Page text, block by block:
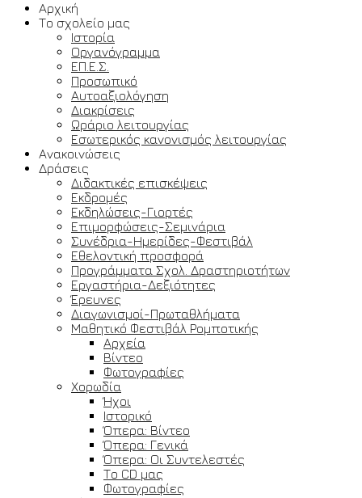
Αρχική
Το σχολείο μας
Ιστορία
Οργανόγραμμα
ΕΠ.Ε.Σ.
Προσωπικό
Αυτοαξιολόγηση
Διακρίσεις
Ωράριο λειτουργίας
Εσωτερικός κανονισμός λειτουργίας
Ανακοινώσεις
Δράσεις
Διδακτικές επισκέψεις
Εκδρομές
Εκδηλώσεις-Γιορτές
Επιμορφώσεις-Σεμινάρια
Συνέδρια-Ημερίδες-Φεστιβάλ
Εθελοντική προσφορά
Προγράμματα Σχολ. Δραστηριοτήτων
Εργαστήρια-Δεξιότητες
Έρευνες
Διαγωνισμοί-Πρωταθλήματα
Μαθητικό Φεστιβάλ Ρομποτικής
Αρχεία
Βίντεο
Φωτογραφίες
Χορωδία
Ήχοι
Ιστορικό
Όπερα: Βίντεο
Όπερα: Γενικά
Όπερα: Οι Συντελεστές
Το CD μας
Φωτογραφίες